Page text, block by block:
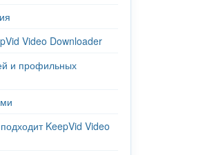
Video Downloader
и профильных
KeepVid Video